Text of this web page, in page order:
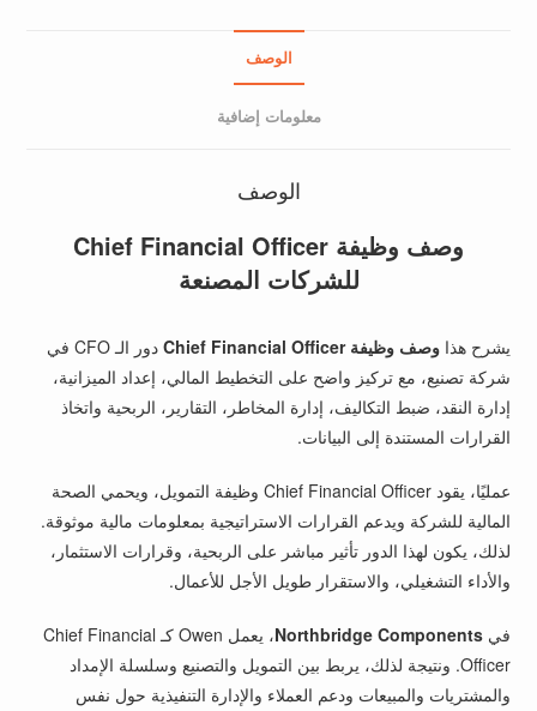
الوصف
معلومات إضافية
الوصف
وصف وظيفة Chief Financial Officer
للشركات المصنعة
يشرح هذاوصف وظيفة Chief Financial Officer
دور الـ CFO في
شركة تصنيع، مع تركيز واضح على التخطيط المالي، إعداد الميزانية،
إدارة النقد، ضبط التكاليف، إدارة المخاطر، التقارير، الربحية واتخاذ
القرارات المستندة إلى البيانات.
عمليًا، يقود Chief Financial Officer وظيفة التمويل، ويحمي الصحة
المالية للشركة ويدعم القرارات الاستراتيجية بمعلومات مالية موثوقة.
لذلك، يكون لهذا الدور تأثير مباشر على الربحية، وقرارات الاستثمار،
والأداء التشغيلي، والاستقرار طويل الأجل للأعمال.
فيNorthbridge Components
، يعمل Owen كـ Chief Financial
Officer. ونتيجة لذلك، يربط بين التمويل والتصنيع وسلسلة الإمداد
والمشتريات والمبيعات ودعم العملاء والإدارة التنفيذية حول نفس